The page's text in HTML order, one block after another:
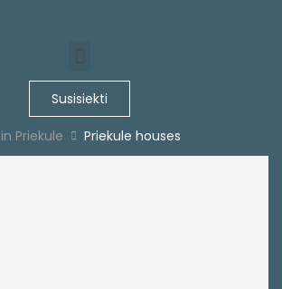
Susisiekti
Priekule Priekule houses